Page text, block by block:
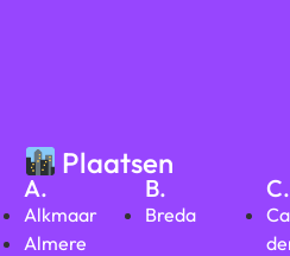
Plaatsen
A.
Alkmaar
Almere
B.
Breda
C.